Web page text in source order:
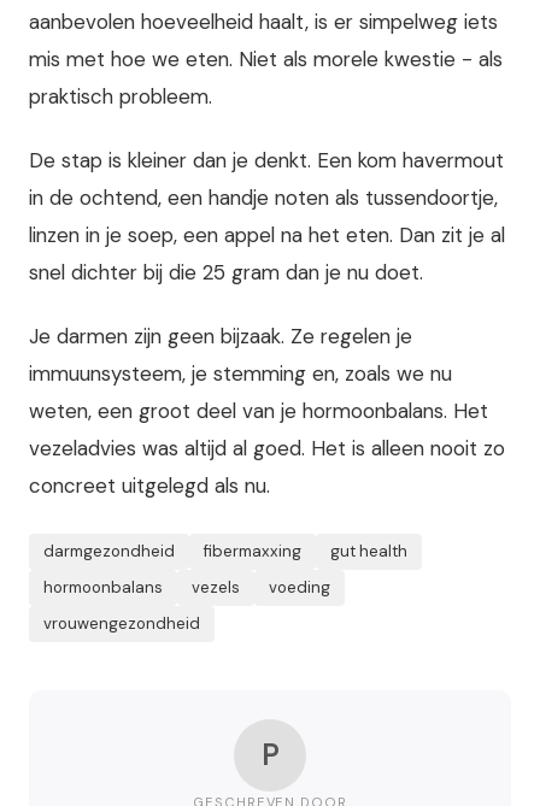
aanbevolen hoeveelheid haalt, is er simpelweg iets
mis met hoe we eten. Niet als morele kwestie - als
praktisch probleem.
De stap is kleiner dan je denkt. Een kom havermout
in de ochtend, een handje noten als tussendoortje,
linzen in je soep, een appel na het eten. Dan zit je al
snel dichter bij die 25 gram dan je nu doet.
Je darmen zijn geen bijzaak. Ze regelen je
immuunsysteem, je stemming en, zoals we nu
weten, een groot deel van je hormoonbalans. Het
vezeladvies was altijd al goed. Het is alleen nooit zo
concreet uitgelegd als nu.
darmgezondheid fibermaxxing
gut health
hormoonbalans
vezels
voeding
vrouwengezondheid
P